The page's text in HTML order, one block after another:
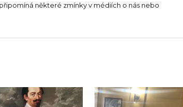
některé zmínky v médiích o nás nebo